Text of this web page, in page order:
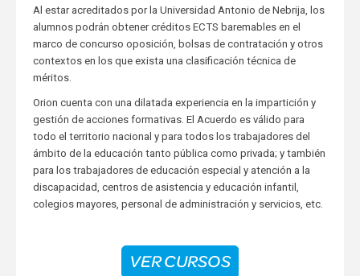
Al estar acreditados por la Universidad Antonio de Nebrija, los
alumnos podrán obtener créditos ECTS baremables en el
marco de concurso oposición, bolsas de contratación y otros
contextos en los que exista una clasificación técnica de
méritos.
Orion cuenta con una dilatada experiencia en la impartición y
gestión de acciones formativas. El Acuerdo es válido para
todo el territorio nacional y para todos los trabajadores del
ámbito de la educación tanto pública como privada; y también
para los trabajadores de educación especial y atención a la
discapacidad, centros de asistencia y educación infantil,
colegios mayores, personal de administración y servicios, etc.